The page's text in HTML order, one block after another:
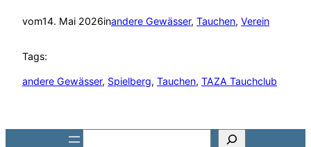
vom14. Mai 2026inandere Gewässer, Tauchen, Verein
Tags:
andere Gewässer, Spielberg, Tauchen, TAZA Tauchclub